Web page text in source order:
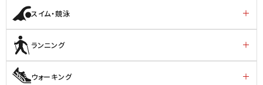
スイム・競泳
ランニング
ウォーキング